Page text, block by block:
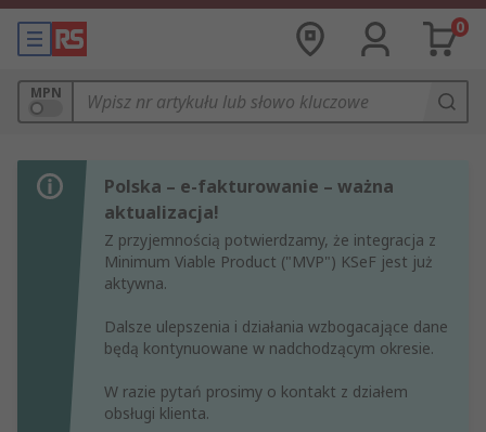
0
MPN
Polska – e-fakturowanie – ważna
aktualizacja!
Z przyjemnością potwierdzamy, że integracja z
Minimum Viable Product ("MVP") KSeF jest już
aktywna.
Dalsze ulepszenia i działania wzbogacające dane
będą kontynuowane w nadchodzącym okresie.
W razie pytań prosimy o kontakt z działem
obsługi klienta.